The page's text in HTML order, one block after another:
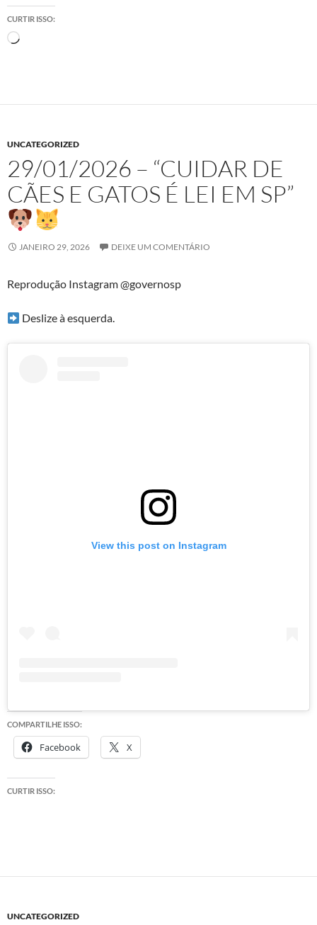
CURTIR ISSO:
Carregando...
UNCATEGORIZED
29/01/2026 – “CUIDAR DE
CÃES E GATOS É LEI EM SP”
JANEIRO 29, 2026 DEIXE UM COMENTÁRIO
Reprodução Instagram @governosp
Deslize à esquerda.
View this post on Instagram
COMPARTILHE ISSO:
Facebook X
CURTIR ISSO:
UNCATEGORIZED